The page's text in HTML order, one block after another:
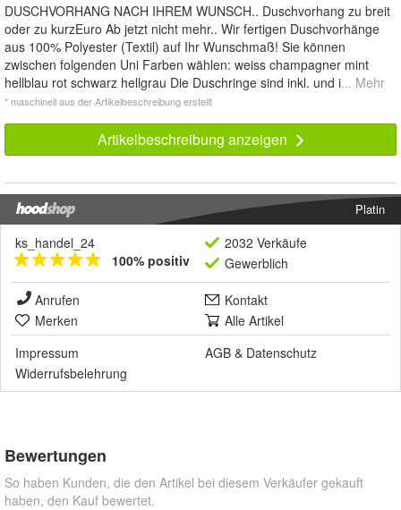
DUSCHVORHANG NACH IHREM WUNSCH.. Duschvorhang zu breit
oder zu kurzEuro Ab jetzt nicht mehr.. Wir fertigen Duschvorhänge
aus 100% Polyester (Textil) auf Ihr Wunschmaß! Sie können
zwischen folgenden Uni Farben wählen: weiss champagner mint
hellblau rot schwarz hellgrau Die Duschringe sind inkl. und i... Mehr
* maschinell aus der Artikelbeschreibung erstellt
Artikelbeschreibung anzeigen
Platin
ks_handel_24
100% positiv
2032 Verkäufe
Gewerblich
Anrufen
Kontakt
Merken
Alle Artikel
Impressum
AGB & Datenschutz
Widerrufsbelehrung
Bewertungen
So haben Kunden, die den Artikel bei diesem Verkäufer gekauft
haben, den Kauf bewertet.